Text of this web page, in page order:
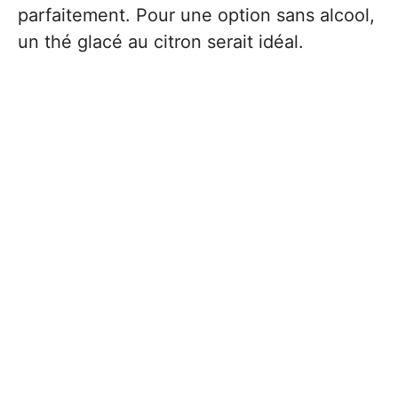
parfaitement. Pour une option sans alcool,
un thé glacé au citron serait idéal.